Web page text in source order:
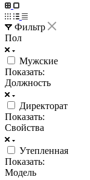
Фильтр
Пол
Мужские
Показать:
Должность
Директорат
Показать:
Свойства
Утепленная
Показать:
Модель